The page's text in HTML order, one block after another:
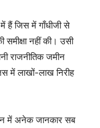
हैं जिस में गाँधीजी से
नहीं की। उसी
राजनीतिक जमीन
में लाखों-लाख निरीह
में अनेक जानकार सब